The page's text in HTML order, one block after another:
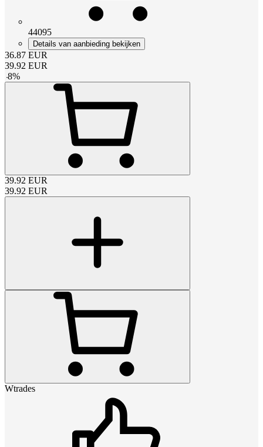
44095
Details van aanbieding bekijken
36.87 EUR
39.92 EUR
-8%
39.92 EUR
39.92 EUR
Wtrades